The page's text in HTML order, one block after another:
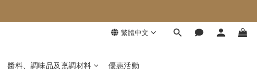
繁體中文
醬料、調味品及烹調材料 優惠活動